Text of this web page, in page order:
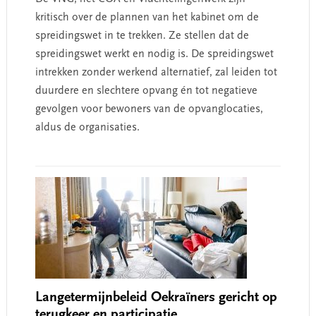
kritisch over de plannen van het kabinet om de
spreidingswet in te trekken. Ze stellen dat de
spreidingswet werkt en nodig is. De spreidingswet
intrekken zonder werkend alternatief, zal leiden tot
duurdere en slechtere opvang én tot negatieve
gevolgen voor bewoners van de opvanglocaties,
aldus de organisaties.
Langetermijnbeleid Oekraïners gericht op